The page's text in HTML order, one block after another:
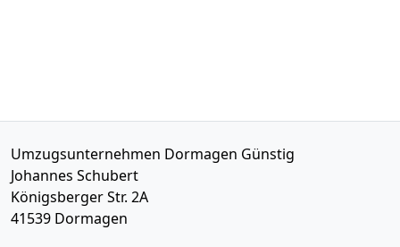
Umzugsunternehmen Dormagen Günstig
Johannes Schubert
Königsberger Str. 2A
41539 Dormagen